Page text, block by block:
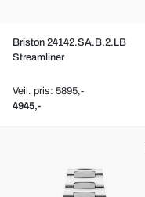
Briston 24142.SA.B.2.LB
Streamliner
Veil. pris: 5895,-
4945,-